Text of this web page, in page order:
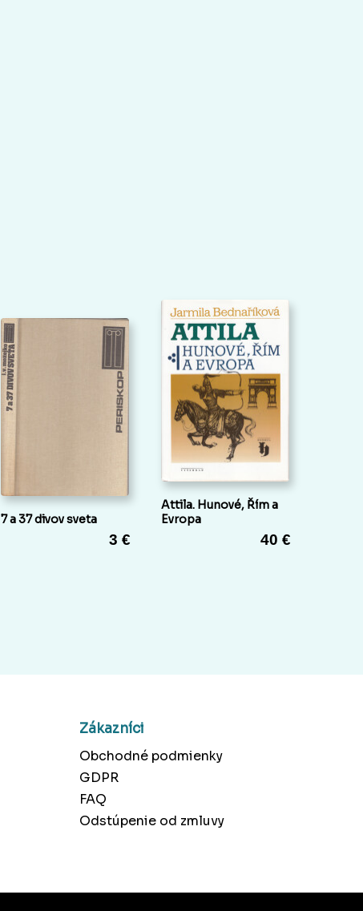
7 a 37 divov sveta
3 €
Attila. Hunové, Řím a
Evropa
40 €
Zákazníci
Obchodné podmienky
GDPR
FAQ
Odstúpenie od zmluvy